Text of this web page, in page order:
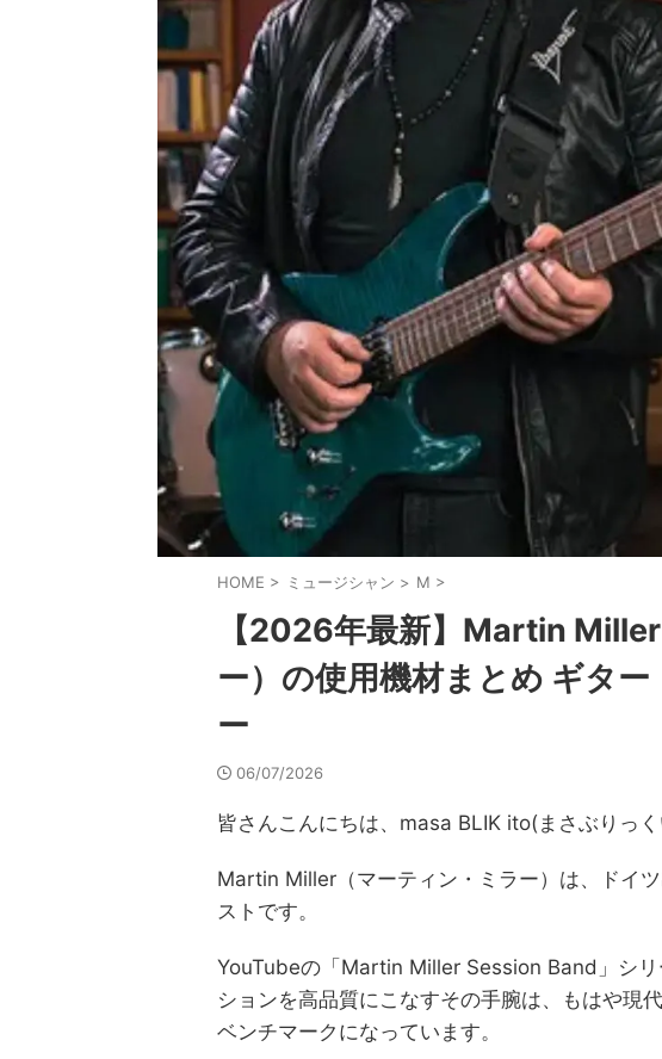
HOME > ミュージシャン > M >
【2026年最新】Martin
ー）の使用機材まとめ ギタ
ー
06/07/2026
皆さんこんにちは、masa BLIK ito(まさぶりっ
Martin Miller（マーティン・ミラー）は、ドイ
ストです。
YouTubeの「Martin Miller Session Band」シリ
ションを高品質にこなすその手腕は、もはや現
ベンチマークになっています。